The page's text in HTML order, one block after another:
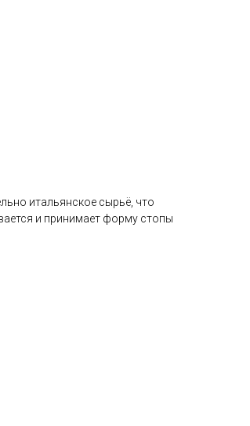
итальянское сырьё, что
и принимает форму стопы